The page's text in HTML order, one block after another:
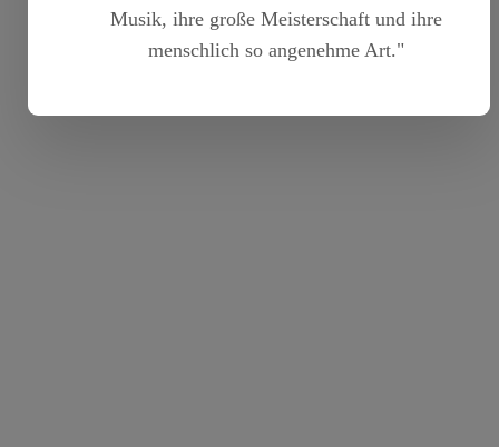
Musik, ihre große Meisterschaft und ihre
menschlich so angenehme Art."